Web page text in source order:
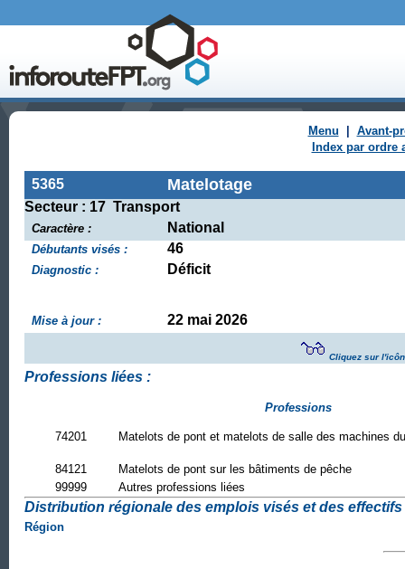
Menu
Avant-
Index par ordre
5365 Matelotage
Secteur : 17 Transport
Caractère : National
Débutants visés : 46
Diagnostic : Déficit
Mise à jour : 22 mai 2026
Cliquez sur
Professions liées :
Professions
74201 Matelots de pont et matelots de salle des machines
84121
Matelots de pont sur les bâtiments de pêche
99999
Autres professions liées
Distribution régionale des emplois visés et des effectifs
Région